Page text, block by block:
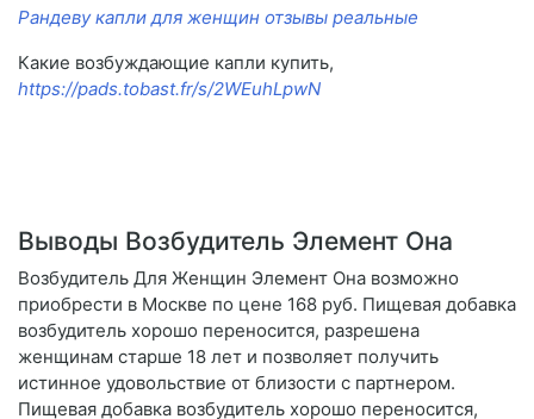
Рандеву капли для женщин отзывы реальные
Какие возбуждающие капли купить,
https://pads.tobast.fr/s/2WEuhLpwN
Выводы Возбудитель Элемент Она
Возбудитель Для Женщин Элемент Она возможно
приобрести в Москве по цене 168 руб. Пищевая добавка
возбудитель хорошо переносится, разрешена
женщинам старше 18 лет и позволяет получить
истинное удовольствие от близости с партнером.
Пищевая добавка возбудитель хорошо переносится,